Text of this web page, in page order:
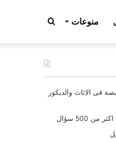
منوعات بحث
عن
فى الاثاث والديكور
500 سؤال